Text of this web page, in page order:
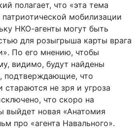
полагает, что «эта тема
мобилизации
НКО-агенты могут быть
для розыгрыша карты врага
По его мнению, чтобы
видимо, будут найдены
подтверждающие, что
стараются не зря и угроза
что скоро на
выйдет новая «Анатомия
про «агента Навального».